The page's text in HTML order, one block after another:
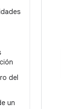
del
un